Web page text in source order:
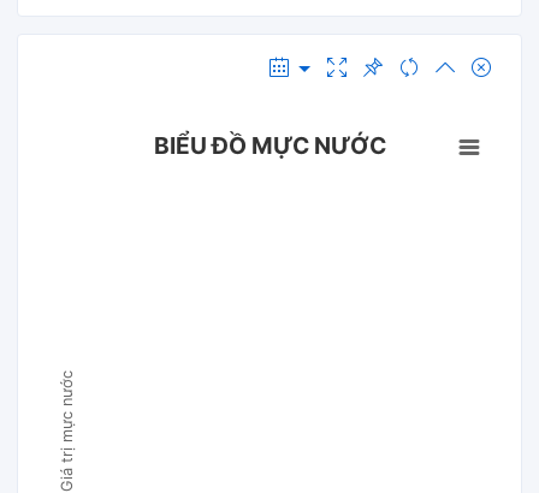
Giá trị mực nước
BIỂU ĐỒ MỰC NƯỚC